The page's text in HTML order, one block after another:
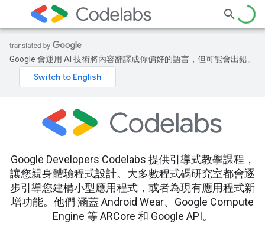
Google 會運用 AI 技術將內容翻譯成你偏好的語言，但可能會出錯。
Google Developers Codelabs 提供引導式教學課程，
讓您親身體驗程式設計。大多數程式碼研究室都會逐
步引導您建構小型應用程式，或者為現有應用程式新
增功能。他們 涵蓋 Android Wear、Google Compute
Engine 等 ARCore 和 Google API。